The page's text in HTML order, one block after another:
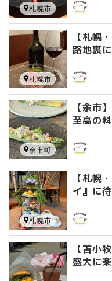
札幌市
【札幌
路地裏
札幌市
【余市
至高の
余市町
【札幌
イ』に
札幌市
【苫小
盛大に